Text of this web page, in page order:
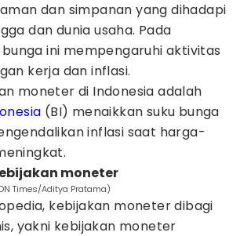
dan simpanan yang dihadapi
dan dunia usaha. Pada
ini mempengaruhi aktivitas
kerja dan inflasi.
moneter di Indonesia adalah
(BI) menaikkan suku bunga
inflasi saat harga-
moneter
Times/Aditya Pratama)
kebijakan moneter dibagi
yakni kebijakan moneter